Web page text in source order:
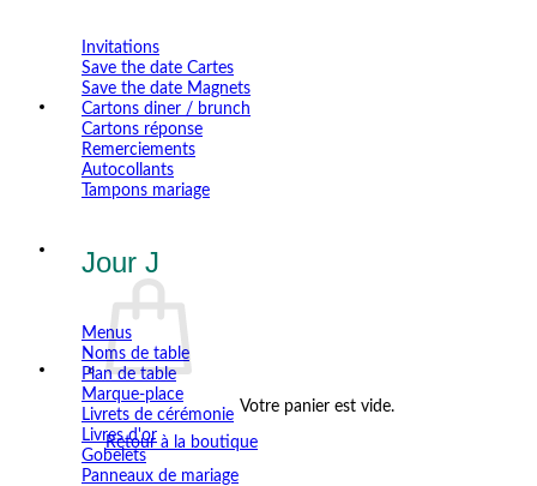
Votre panier est vide.
Retour à la boutique
Invitations
Save the date Cartes
Save the date Magnets
Cartons diner / brunch
Cartons réponse
Remerciements
Autocollants
Tampons mariage
Jour J
Menus
Noms de table
Plan de table
Marque-place
Livrets de cérémonie
Livres d'or
Gobelets
Panneaux de mariage